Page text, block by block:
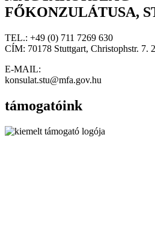
FŐKONZULÁTUSA,
TEL.: +49 (0) 711 7269 630
CÍM: 70178 Stuttgart, Christophstr. 7.
E-MAIL:
konsulat.stu@mfa.gov.hu
támogatóink